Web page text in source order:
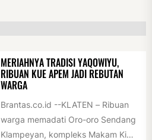
MERIAHNYA TRADISI YAQOWIYU,
RIBUAN KUE APEM JADI REBUTAN
WARGA
Brantas.co.id --KLATEN – Ribuan
warga memadati Oro-oro Sendang
Klampeyan, kompleks Makam Ki